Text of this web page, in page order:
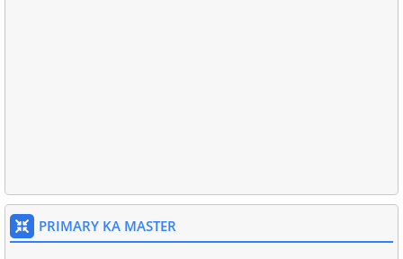
PRIMARY KA MASTER